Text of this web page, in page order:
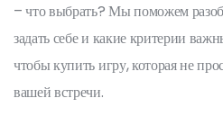
– что выбрать? Мы поможем
задать себе и какие критерии
чтобы купить игру, которая не
вашей встречи.